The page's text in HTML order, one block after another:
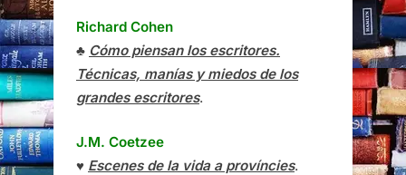
Richard Cohen
♣ Cómo piensan los escritores.
Técnicas, manías y miedos de los
grandes escritores.
J.M. Coetzee
♥ Escenes de la vida a províncies.